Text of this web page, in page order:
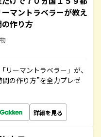
マントラベラーが教え
作り方
ーマントラベラー」が、
の作り方”を全力プレゼ
詳細を見る